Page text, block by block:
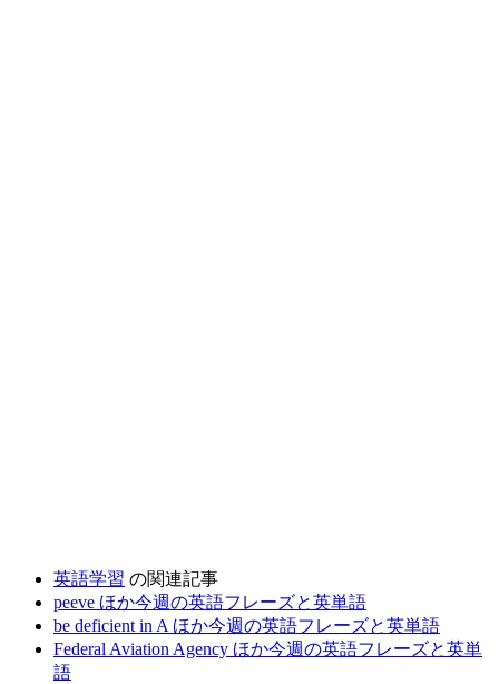
英語学習 の関連記事
peeve ほか今週の英語フレーズと英単語
be deficient in A ほか今週の英語フレーズと英単語
Federal Aviation Agency ほか今週の英語フレーズと英単
語